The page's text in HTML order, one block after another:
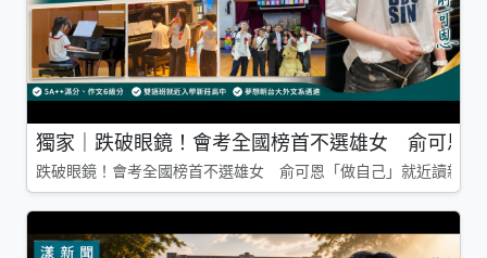
獨家｜跌破眼鏡！會考全國榜首不選雄女 俞可恩
跌破眼鏡！會考全國榜首不選雄女 俞可恩「做自己」就近讀新莊